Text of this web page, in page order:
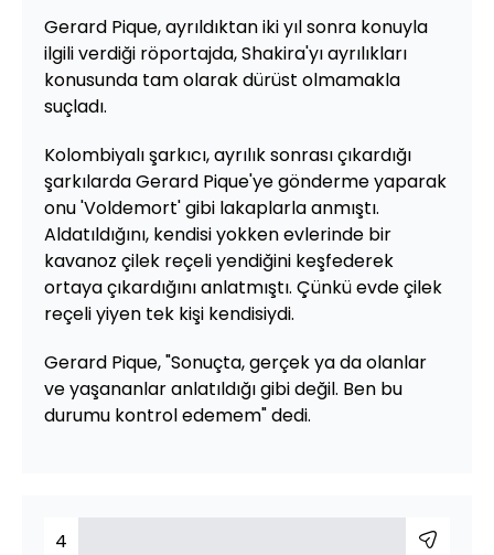
Gerard Pique, ayrıldıktan iki yıl sonra konuyla
ilgili verdiği röportajda, Shakira'yı ayrılıkları
konusunda tam olarak dürüst olmamakla
suçladı.
Kolombiyalı şarkıcı, ayrılık sonrası çıkardığı
şarkılarda Gerard Pique'ye gönderme yaparak
onu 'Voldemort' gibi lakaplarla anmıştı.
Aldatıldığını, kendisi yokken evlerinde bir
kavanoz çilek reçeli yendiğini keşfederek
ortaya çıkardığını anlatmıştı. Çünkü evde çilek
reçeli yiyen tek kişi kendisiydi.
Gerard Pique, "Sonuçta, gerçek ya da olanlar
ve yaşananlar anlatıldığı gibi değil. Ben bu
durumu kontrol edemem" dedi.
4